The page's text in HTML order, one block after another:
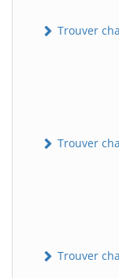
Trouver
Trouver
Trouver